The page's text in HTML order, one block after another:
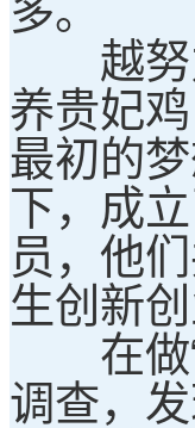
多。
越努力
养贵妃
最初的
下，成
员，他
生创新
在做“
调查，